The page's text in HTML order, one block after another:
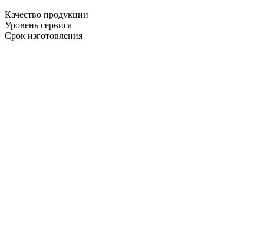
Качество продукции
Уровень сервиса
Срок изготовления